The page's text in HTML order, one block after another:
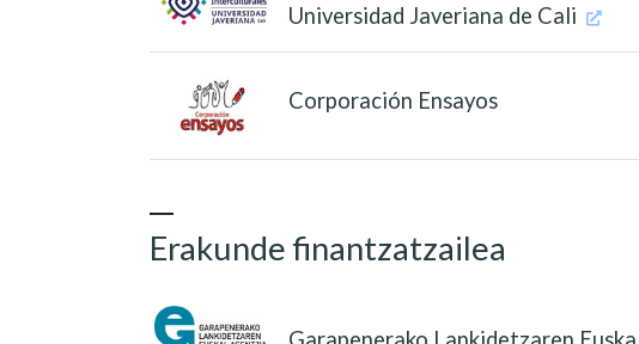
Universidad Javeriana de Cali
Corporación Ensayos
Erakunde finantzatzailea